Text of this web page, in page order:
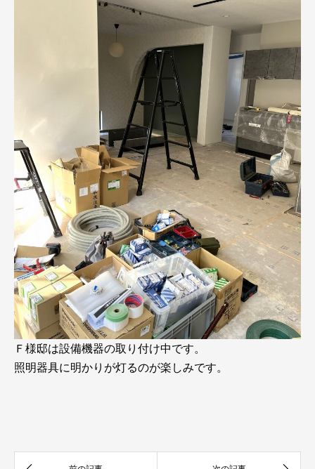
Ｆ様邸は設備機器の取り付け中です。
照明器具に明かりが灯るのが楽しみです。